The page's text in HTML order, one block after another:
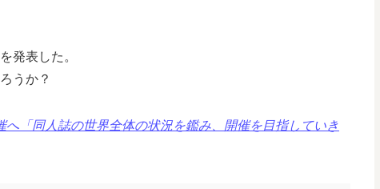
発表した。
うか？
「同人誌の世界全体の状況を鑑み、開催を目指していき